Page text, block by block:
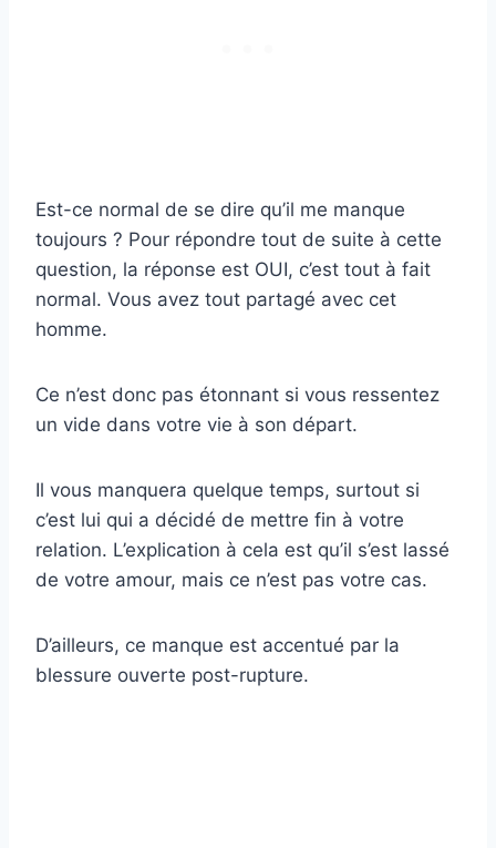
Est-ce normal de se dire qu’il me manque
toujours ? Pour répondre tout de suite à cette
question, la réponse est OUI, c’est tout à fait
normal. Vous avez tout partagé avec cet
homme.
Ce n’est donc pas étonnant si vous ressentez
un vide dans votre vie à son départ.
Il vous manquera quelque temps, surtout si
c’est lui qui a décidé de mettre fin à votre
relation. L’explication à cela est qu’il s’est lassé
de votre amour, mais ce n’est pas votre cas.
D’ailleurs, ce manque est accentué par la
blessure ouverte post-rupture.